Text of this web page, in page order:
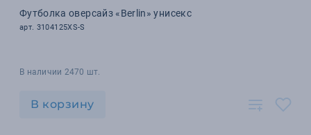
Футболка оверсайз «Berlin» унисекс
арт. 3104125XS-S
В наличии 2470 шт.
В корзину